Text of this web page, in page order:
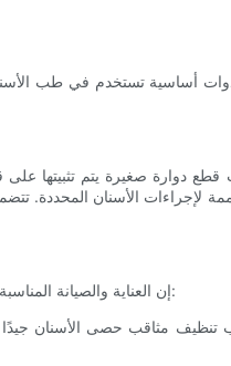
أساسية تستخدم في طب
دوارة صغيرة يتم تثبيتها
لإجراءات الأسنان المحددة.
إن العناية والصيانة المناسبة لأدوات تنظيف حصوات الأسنان أمر ضروري لضمان طول عمرها وأدائها. فيما يلي بعض الإرشادات الرئيسية للعناية بأدوات إزالة حصوات الأسنان وصيانتها: